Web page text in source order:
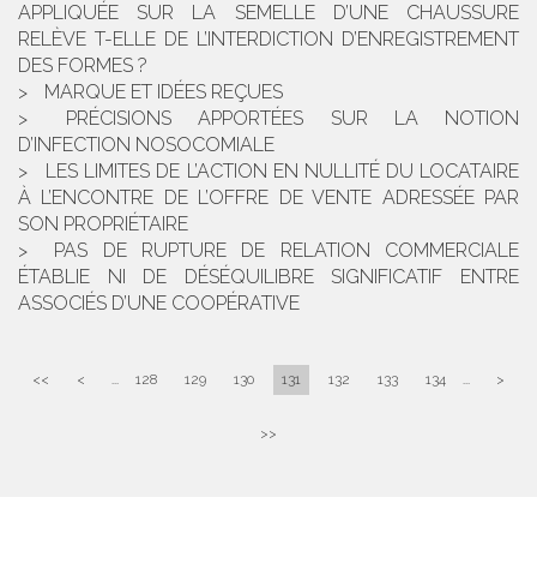
APPLIQUÉE SUR LA SEMELLE D’UNE CHAUSSURE
RELÈVE T-ELLE DE L’INTERDICTION D’ENREGISTREMENT
DES FORMES ?
MARQUE ET IDÉES REÇUES
PRÉCISIONS APPORTÉES SUR LA NOTION
D’INFECTION NOSOCOMIALE
LES LIMITES DE L’ACTION EN NULLITÉ DU LOCATAIRE
À L’ENCONTRE DE L’OFFRE DE VENTE ADRESSÉE PAR
SON PROPRIÉTAIRE
PAS DE RUPTURE DE RELATION COMMERCIALE
ÉTABLIE NI DE DÉSÉQUILIBRE SIGNIFICATIF ENTRE
ASSOCIÉS D’UNE COOPÉRATIVE
<< < ... 128 129 130 131 132 133 134 ... >
>>